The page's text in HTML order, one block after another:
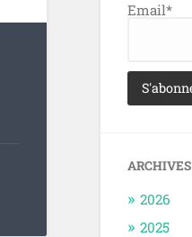
Email*
ARCHIVES
2026
2025